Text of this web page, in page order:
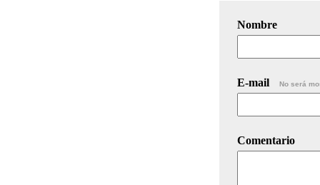
Nombre
E-mail No será
Comentario